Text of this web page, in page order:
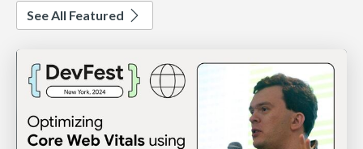
See All Featured